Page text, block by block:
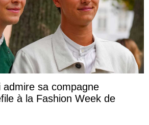
admire sa compagne
à la Fashion Week de